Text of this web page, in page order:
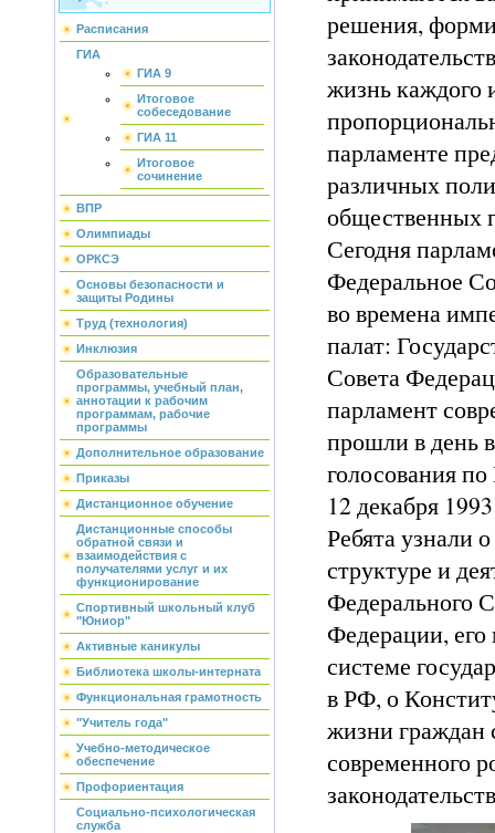
Расписания
ГИА
ГИА 9
Итоговое
собеседование
ГИА 11
Итоговое
сочинение
ВПР
Олимпиады
ОРКСЭ
Основы безопасности и
защиты Родины
Труд (технология)
Инклюзия
Образовательные
программы, учебный план,
аннотации к рабочим
программам, рабочие
программы
Дополнительное образование
Приказы
Дистанционное обучение
Дистанционные способы
обратной связи и
взаимодействия с
получателями услуг и их
функционирование
Спортивный школьный клуб
"Юниор"
Активные каникулы
Библиотека школы-интерната
Функциональная грамотность
"Учитель года"
Учебно-методическое
обеспечение
Профориентация
Социально-психологическая
служба
решения,
жизнь каждого
парламенте
различных
общественных
Сегодня
Федеральное
во времена
палат:
Совета
парламент
прошли в день
голосования
12 декабря
Ребята узнали
структуре и
Федерального
Федерации,
системе
в РФ, о
жизни граждан
современного